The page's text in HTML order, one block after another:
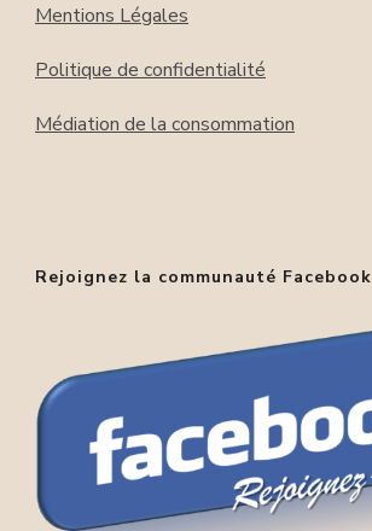
Mentions Légales
Politique de confidentialité
Médiation de la consommation
Rejoignez la communauté Facebook